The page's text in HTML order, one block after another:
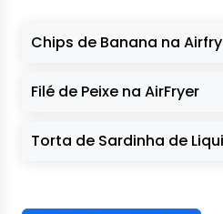
Chips de Banana na
Filé de Peixe na AirFryer
Torta de Sardinha de